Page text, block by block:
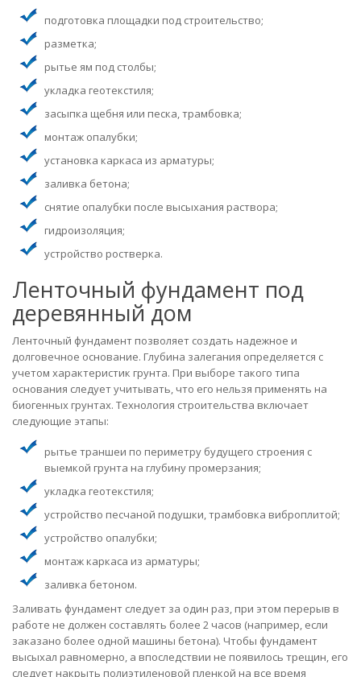
подготовка площадки под строительство;
разметка;
рытье ям под столбы;
укладка геотекстиля;
засыпка щебня или песка, трамбовка;
монтаж опалубки;
установка каркаса из арматуры;
заливка бетона;
снятие опалубки после высыхания раствора;
гидроизоляция;
устройство ростверка.
Ленточный фундамент под
деревянный дом
Ленточный фундамент позволяет создать надежное и
долговечное основание. Глубина залегания определяется с
учетом характеристик грунта. При выборе такого типа
основания следует учитывать, что его нельзя применять на
биогенных грунтах. Технология строительства включает
следующие этапы:
рытье траншеи по периметру будущего строения с
выемкой грунта на глубину промерзания;
укладка геотекстиля;
устройство песчаной подушки, трамбовка виброплитой;
устройство опалубки;
монтаж каркаса из арматуры;
заливка бетоном.
Заливать фундамент следует за один раз, при этом перерыв в
работе не должен составлять более 2 часов (например, если
заказано более одной машины бетона). Чтобы фундамент
высыхал равномерно, а впоследствии не появилось трещин, его
следует накрыть полиэтиленовой пленкой на все время